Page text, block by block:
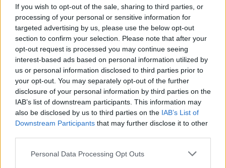
If you wish to opt-out of the sale, sharing to third parties, or
processing of your personal or sensitive information for
targeted advertising by us, please use the below opt-out
section to confirm your selection. Please note that after your
opt-out request is processed you may continue seeing
interest-based ads based on personal information utilized by
us or personal information disclosed to third parties prior to
your opt-out. You may separately opt-out of the further
disclosure of your personal information by third parties on the
IAB’s list of downstream participants. This information may
also be disclosed by us to third parties on the IAB’s List of
Downstream Participants that may further disclose it to other
Please note that this website/app uses one or more Google
Personal Data Processing Opt Outs
«Αναμένουμε να επιχειρήσουν τα εναέρια και να
μπορέσουμε να μαζέψουμε το μέτωπο», είπε
μεταξύ άλλων προσθέτοντας ότι αυτή τη στιγμή οι
φλόγες δεν απειλούν κατοικημένη περιοχή και έτσι
έχει αρχίσει ο κόσμος να επιστρέφει στα σπίτια του
στα χωριά που εκκενώθηκαν.